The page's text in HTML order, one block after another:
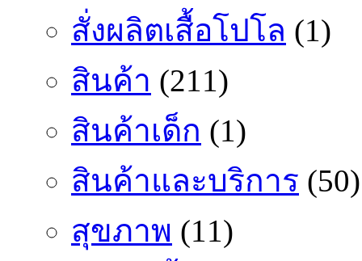
สั่งผลิตเสื้อโปโล (1)
สินค้า (211)
สินค้าเด็ก (1)
สินค้าและบริการ (50)
สุขภาพ (11)